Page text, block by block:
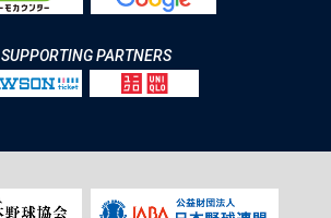
SUPPORTING PARTNERS